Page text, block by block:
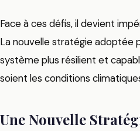
Face à ces défis, il devient
La nouvelle stratégie adoptée
système plus résilient et
soient les conditions
Une Nouvelle